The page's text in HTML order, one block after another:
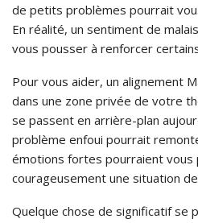
de petits problèmes pourrait
En réalité, un sentiment de
vous pousser à renforcer
Pour vous aider, un alignement
dans une zone privée de votre
se passent en arrière-plan
problème enfoui pourrait
émotions fortes pourraient vous
courageusement une situation
Quelque chose de significatif se